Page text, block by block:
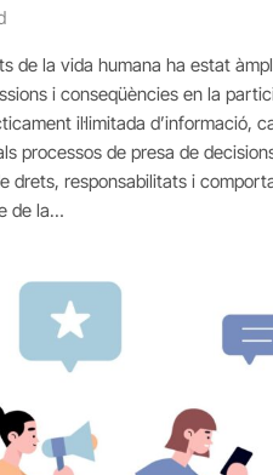
de la vida humana ha estat
i conseqüències en la
il·limitada d’informació,
processos de presa de
responsabilitats i
de la…